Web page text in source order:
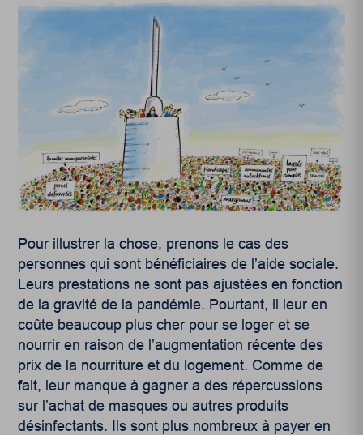
Pour illustrer la chose, prenons le cas des
personnes qui sont bénéficiaires de l’aide sociale.
Leurs prestations ne sont pas ajustées en fonction
de la gravité de la pandémie. Pourtant, il leur en
coûte beaucoup plus cher pour se loger et se
nourrir en raison de l’augmentation récente des
prix de la nourriture et du logement. Comme de
fait, leur manque à gagner a des répercussions
sur l’achat de masques ou autres produits
désinfectants. Ils sont plus nombreux à payer en